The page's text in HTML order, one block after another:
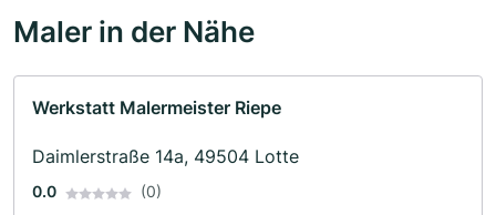
Maler in der Nähe
Werkstatt Malermeister Riepe
Daimlerstraße 14a, 49504 Lotte
0.0 (0)